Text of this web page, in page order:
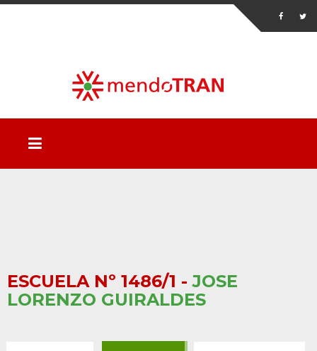
ESCUELA Nº 1486/1 -JOSE
LORENZO GUIRALDES